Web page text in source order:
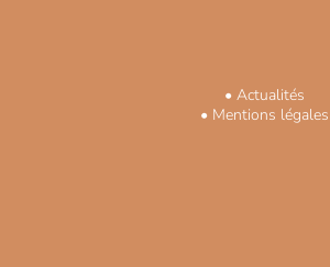
• Actualités
• Mentions légales